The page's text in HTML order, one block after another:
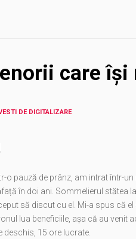
care își
DE DIGITALIZARE
o pauză de prânz, am intrat într-
în doi ani. Sommelierul stătea
să discut cu el. Mi-a spus că
lua beneficiile, așa că au venit
deschis, 15 ore lucrate.